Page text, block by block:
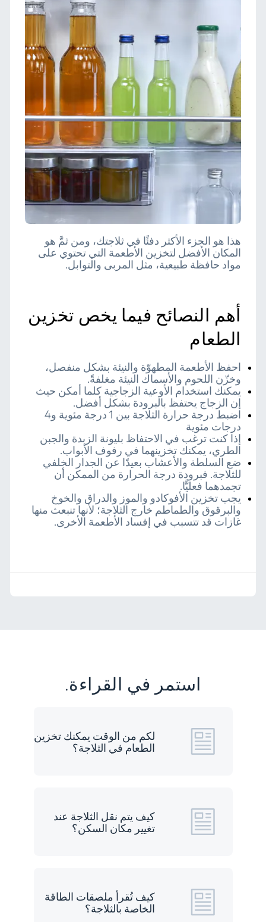
هذا هو الجزء الأكثر دفئًا في ثلاجتك، ومن ثمَّ هو
المكان الأفضل لتخزين الأطعمة التي تحتوي على
مواد حافظة طبيعية، مثل المربى والتوابل.
أهم النصائح فيما يخص تخزين
الطعام
احفظ الأطعمة المطهوّة والنيئة بشكل منفصل،
وخزّن اللحوم والأسماك النيئة مغلفةً.
يمكنك استخدام الأوعية الزجاجية كلما أمكن حيث
إن الزجاج يحتفظ بالبرودة بشكل أفضل.
اضبط درجة حرارة الثلاجة بين 1 درجة مئوية و4
درجات مئوية
إذا كنت ترغب في الاحتفاظ بليونة الزبدة والجبن
الطري، يمكنك تخزينهما في رفوف الأبواب.
ضع السلطة والأعشاب بعيدًا عن الجدار الخلفي
للثلاجة. فبرودة درجة الحرارة من الممكن أن
تجمدهما فعليًّا.
يجب تخزين الأفوكادو والموز والدراق والخوخ
والبرقوق والطماطم خارج الثلاجة؛ لأنها تنبعث منها
غازات قد تتسبب في إفساد الأطعمة الأخرى.
استمر في القراءة.
لكم من الوقت يمكنك تخزين
الطعام في الثلاجة؟
كيف يتم نقل الثلاجة عند
تغيير مكان السكن؟
كيف تُقرأ ملصقات الطاقة
الخاصة بالثلاجة؟